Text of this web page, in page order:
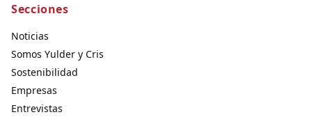
Secciones
Noticias
Somos Yulder y Cris
Sostenibilidad
Empresas
Entrevistas